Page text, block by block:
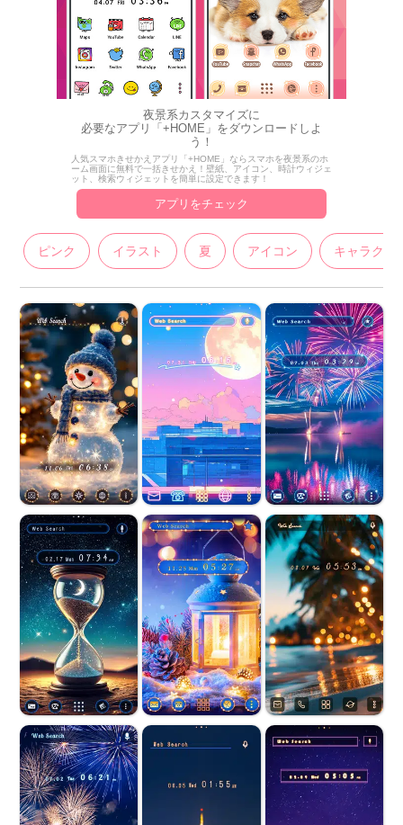
夜景系カスタマイズに
必要なアプリ「+HOME」をダウンロードしよ
う！
人気スマホきせかえアプリ「+HOME」ならスマホを夜景系のホ
ーム画面に無料で一括きせかえ！壁紙、アイコン、時計ウィジェ
ット、検索ウィジェットを簡単に設定できます！
アプリをチェック
ピンク イラスト 夏 アイコン キャラクタ